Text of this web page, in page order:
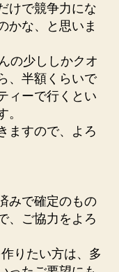
けで競争力にな
かな、と思いま
の少ししかクオ
、半額くらいで
ィーで行くとい
。
ますので、よろ
みで確定のもの
、ご協力をよろ
りたい方は、多